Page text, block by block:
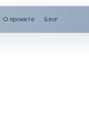
О проекте Блог